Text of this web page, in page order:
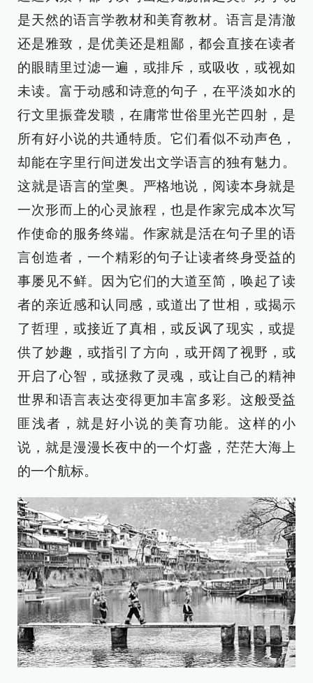
是天然的语言学教材和美育教材。语言是清澈
还是雅致，是优美还是粗鄙，都会直接在读者
的眼睛里过滤一遍，或排斥，或吸收，或视如
未读。富于动感和诗意的句子，在平淡如水的
行文里振聋发聩，在庸常世俗里光芒四射，是
所有好小说的共通特质。它们看似不动声色，
却能在字里行间迸发出文学语言的独有魅力。
这就是语言的堂奥。严格地说，阅读本身就是
一次形而上的心灵旅程，也是作家完成本次写
作使命的服务终端。作家就是活在句子里的语
言创造者，一个精彩的句子让读者终身受益的
事屡见不鲜。因为它们的大道至简，唤起了读
者的亲近感和认同感，或道出了世相，或揭示
了哲理，或接近了真相，或反讽了现实，或提
供了妙趣，或指引了方向，或开阔了视野，或
开启了心智，或拯救了灵魂，或让自己的精神
世界和语言表达变得更加丰富多彩。这般受益
匪浅者，就是好小说的美育功能。这样的小
说，就是漫漫长夜中的一个灯盏，茫茫大海上
的一个航标。